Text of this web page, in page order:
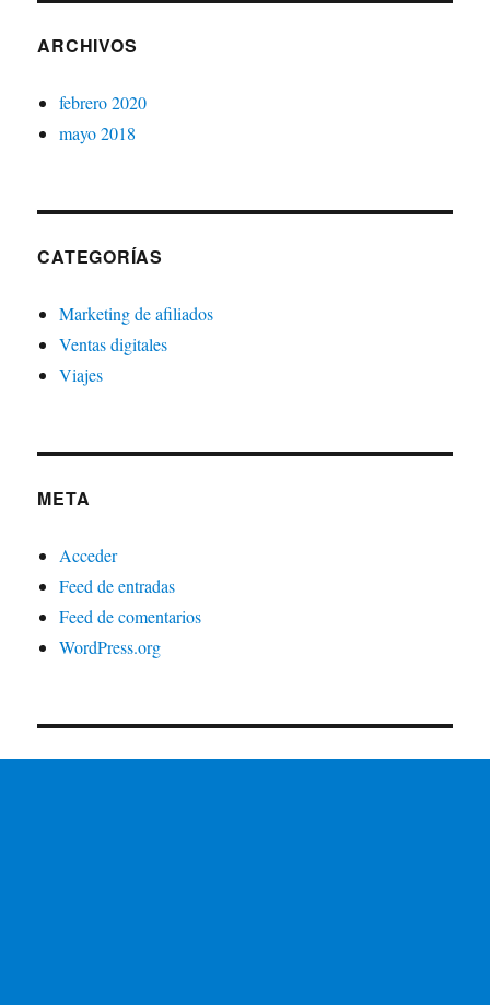
ARCHIVOS
febrero 2020
mayo 2018
CATEGORÍAS
Marketing de afiliados
Ventas digitales
Viajes
META
Acceder
Feed de entradas
Feed de comentarios
WordPress.org